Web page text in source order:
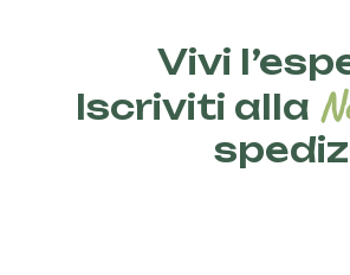
Vivi
Iscriviti alla